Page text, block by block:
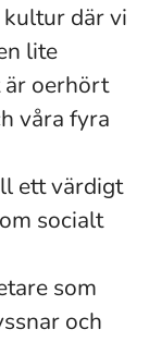
kultur där vi
lite
är oerhört
våra fyra
ett värdigt
socialt
som
och